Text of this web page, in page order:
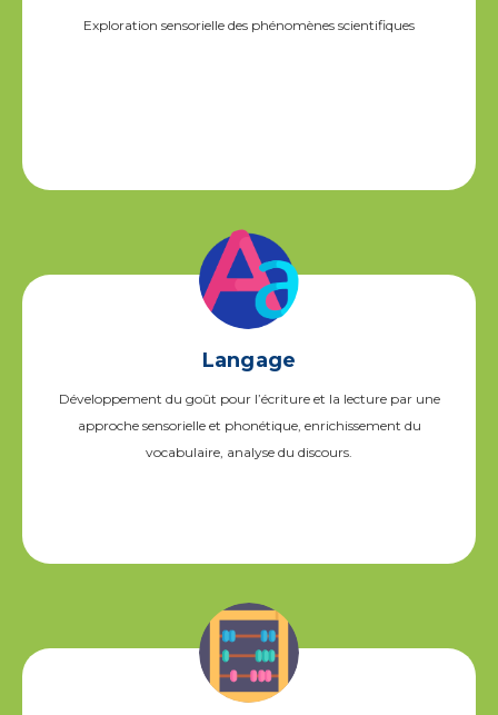
Exploration sensorielle des phénomènes scientifiques
Langage
Développement du goût pour l’écriture et la lecture par une
approche sensorielle et phonétique, enrichissement du
vocabulaire, analyse du discours.